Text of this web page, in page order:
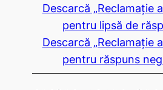
Descarcă „Reclamaţie
pentru lipsă de
Descarcă „Reclamaţie
pentru răspuns